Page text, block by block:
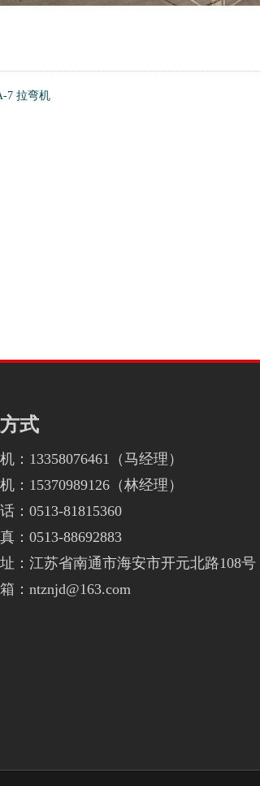
7 拉弯机
式
：13358076461（马经理）
：15370989126（林经理）
：0513-81815360
：0513-88692883
：江苏省南通市海安市开元北路108号
：ntznjd@163.com